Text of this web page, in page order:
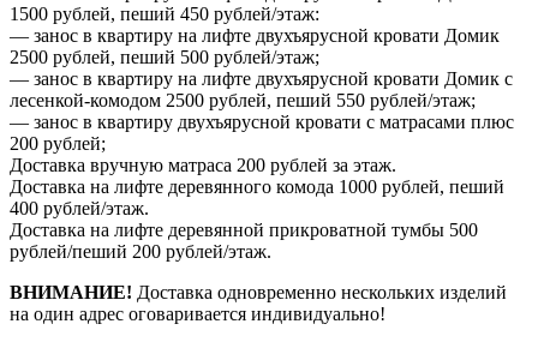
1500 рублей, пеший 450 рублей/этаж:
— занос в квартиру на лифте двухъярусной кровати Домик
2500 рублей, пеший 500 рублей/этаж;
— занос в квартиру на лифте двухъярусной кровати Домик с
лесенкой-комодом 2500 рублей, пеший 550 рублей/этаж;
— занос в квартиру двухъярусной кровати с матрасами плюс
200 рублей;
Доставка вручную матраса 200 рублей за этаж.
Доставка на лифте деревянного комода 1000 рублей, пеший
400 рублей/этаж.
Доставка на лифте деревянной прикроватной тумбы 500
рублей/пеший 200 рублей/этаж.
ВНИМАНИЕ! Доставка одновременно нескольких изделий
на один адрес оговаривается индивидуально!